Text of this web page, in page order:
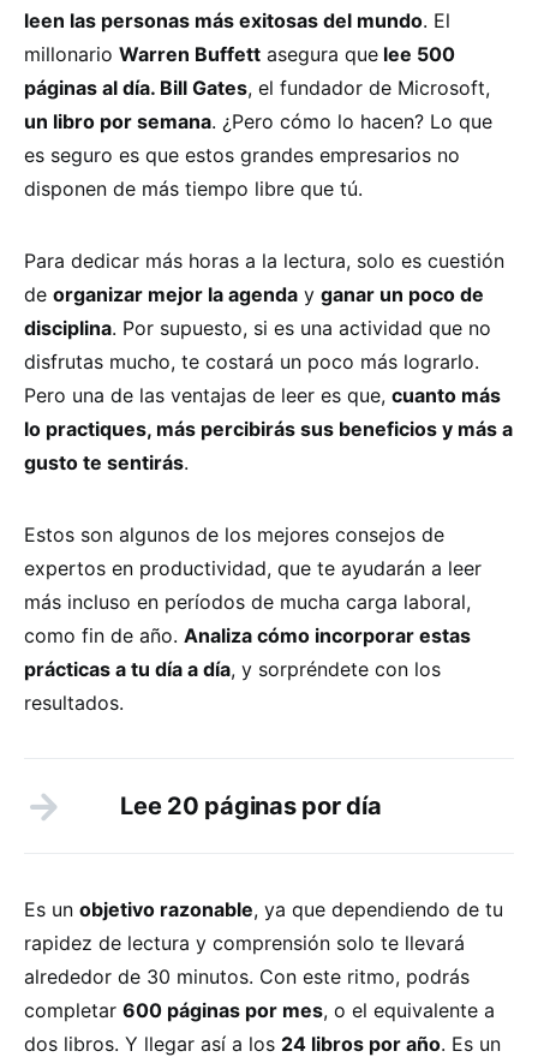
leen las personas más exitosas del mundo. El
millonario Warren Buffett asegura que lee 500
páginas al día. Bill Gates, el fundador de Microsoft,
un libro por semana. ¿Pero cómo lo hacen? Lo que
es seguro es que estos grandes empresarios no
disponen de más tiempo libre que tú.
Para dedicar más horas a la lectura, solo es cuestión
de organizar mejor la agenda y ganar un poco de
disciplina. Por supuesto, si es una actividad que no
disfrutas mucho, te costará un poco más lograrlo.
Pero una de las ventajas de leer es que, cuanto más
lo practiques, más percibirás sus beneficios y más a
gusto te sentirás.
Estos son algunos de los mejores consejos de
expertos en productividad, que te ayudarán a leer
más incluso en períodos de mucha carga laboral,
como fin de año. Analiza cómo incorporar estas
prácticas a tu día a día, y sorpréndete con los
resultados.
Lee 20 páginas por día
Es un objetivo razonable, ya que dependiendo de tu
rapidez de lectura y comprensión solo te llevará
alrededor de 30 minutos. Con este ritmo, podrás
completar 600 páginas por mes, o el equivalente a
dos libros. Y llegar así a los 24 libros por año. Es un